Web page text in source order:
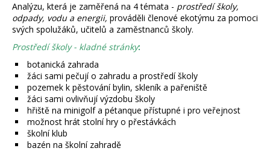
Analýzu, která je zaměřená na 4 témata - prostředí školy,
odpady, vodu a energii, prováděli členové ekotýmu za pomoci
svých spolužáků, učitelů a zaměstnanců školy.
Prostředí školy - kladné stránky:
botanická zahrada
žáci sami pečují o zahradu a prostředí školy
pozemek k pěstování bylin, skleník a pařeniště
žáci sami ovlivňují výzdobu školy
hřiště na minigolf a pétanque přístupné i pro veřejnost
možnost hrát stolní hry o přestávkách
školní klub
bazén na školní zahradě